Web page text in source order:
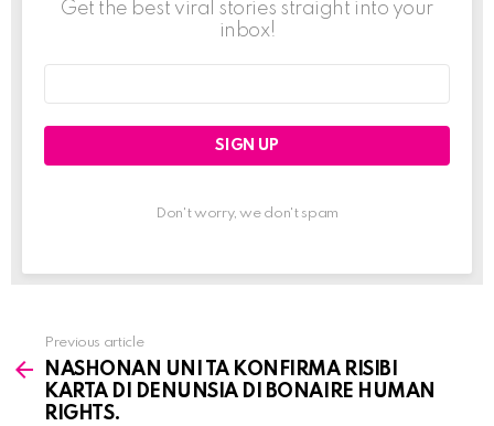
Get the best viral stories straight into your
inbox!
Don't worry, we don't spam
more
Previous article
NASHONAN UNI TA KONFIRMA RISIBI
KARTA DI DENUNSIA DI BONAIRE HUMAN
RIGHTS.